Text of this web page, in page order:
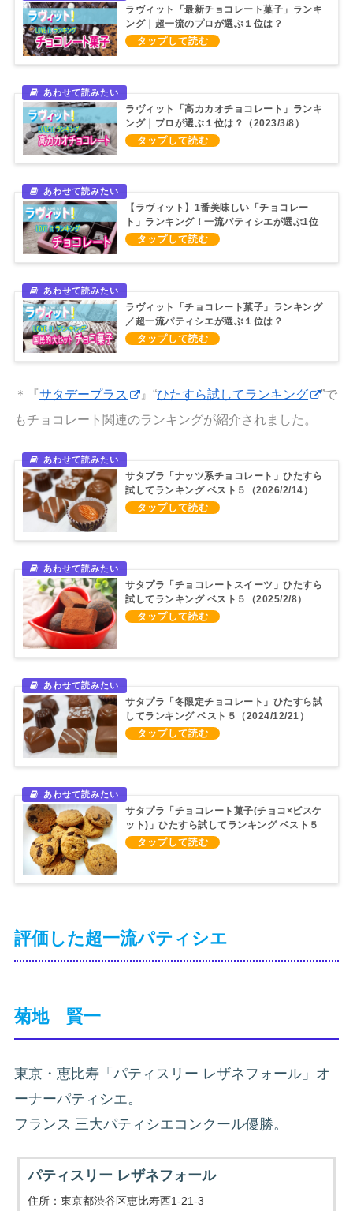
ラヴィット「最新チョコレート菓子」ランキ
ング｜超一流のプロが選ぶ１位は？
（2024/12/11）
ラヴィット「高カカオチョコレート」ランキ
ング｜プロが選ぶ１位は？（2023/3/8）
【ラヴィット】1番美味しい「チョコレー
ト」ランキング！一流パティシエが選ぶ1位
は！？（2021/10/29）
ラヴィット「チョコレート菓子」ランキング
／超一流パティシエが選ぶ１位は？
（2021/6/2）
＊『サタデープラス 』“ひたすら試してランキング
”で
もチョコレート関連のランキングが紹介されました。
サタプラ「ナッツ系チョコレート」ひたすら
試してランキング ベスト５（2026/2/14）
サタプラ「チョコレートスイーツ」ひたすら
試してランキング ベスト５（2025/2/8）
サタプラ「冬限定チョコレート」ひたすら試
してランキング ベスト５（2024/12/21）
サタプラ「チョコレート菓子(チョコ×ビスケ
ット)」ひたすら試してランキング ベスト５
（2024/3/9）
評価した超一流パティシエ
菊地 賢一
東京・恵比寿「パティスリー レザネフォール」オ
ーナーパティシエ。
フランス 三大パティシエコンクール優勝。
パティスリー レザネフォール
住所：東京都渋谷区恵比寿西1-21-3